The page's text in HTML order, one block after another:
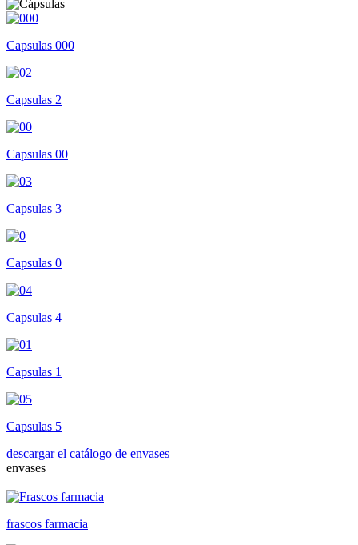
Capsulas 000
Capsulas 2
Capsulas 00
Capsulas 3
Capsulas 0
Capsulas 4
Capsulas 1
Capsulas 5
descargar el catálogo de envases
envases
frascos farmacia